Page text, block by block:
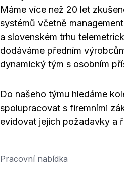
Máme více než 20 let
systémů včetně
a slovenském trhu
dodáváme předním
dynamický tým s osobním
Do našeho týmu hledáme
spolupracovat s firemními
evidovat jejich požadavky a
Pracovní nabídka